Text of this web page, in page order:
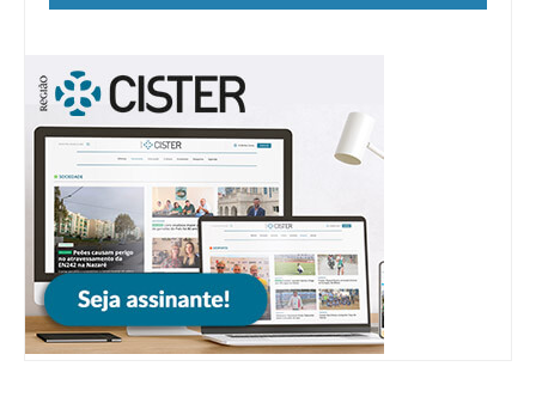
Planos de Assinatura
Faça-se assinante do Região de Cister e ajude-nos a manter este serviço
público!
Sendo assinante terá acesso a todos os conteúdos exclusivos e versões
digitais.
Escolha o plano de assinatura desejado:
ASSINATURA
IMPRESSA